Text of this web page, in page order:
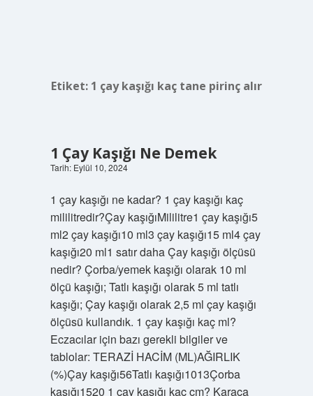
Etiket: 1 çay kaşığı kaç tane pirinç alır
1 Çay Kaşığı Ne Demek
Tarih: Eylül 10, 2024
1 çay kaşığı ne kadar? 1 çay kaşığı kaç
mililitredir?Çay kaşığıMililitre1 çay kaşığı5
ml2 çay kaşığı10 ml3 çay kaşığı15 ml4 çay
kaşığı20 ml1 satır daha Çay kaşığı ölçüsü
nedir? Çorba/yemek kaşığı olarak 10 ml
ölçü kaşığı; Tatlı kaşığı olarak 5 ml tatlı
kaşığı; Çay kaşığı olarak 2,5 ml çay kaşığı
ölçüsü kullandık. 1 çay kaşığı kaç ml?
Eczacılar için bazı gerekli bilgiler ve
tablolar: TERAZİ HACİM (ML)AĞIRLIK
(%)Çay kaşığı56Tatlı kaşığı1013Çorba
kaşığı1520 1 çay kaşığı kaç cm? Karaca